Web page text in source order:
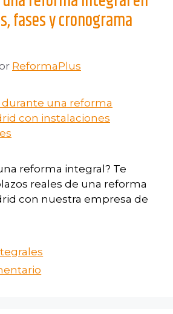
fases y cronograma
ReformaPlus
reforma integral? Te
reales de una reforma
con nuestra empresa de